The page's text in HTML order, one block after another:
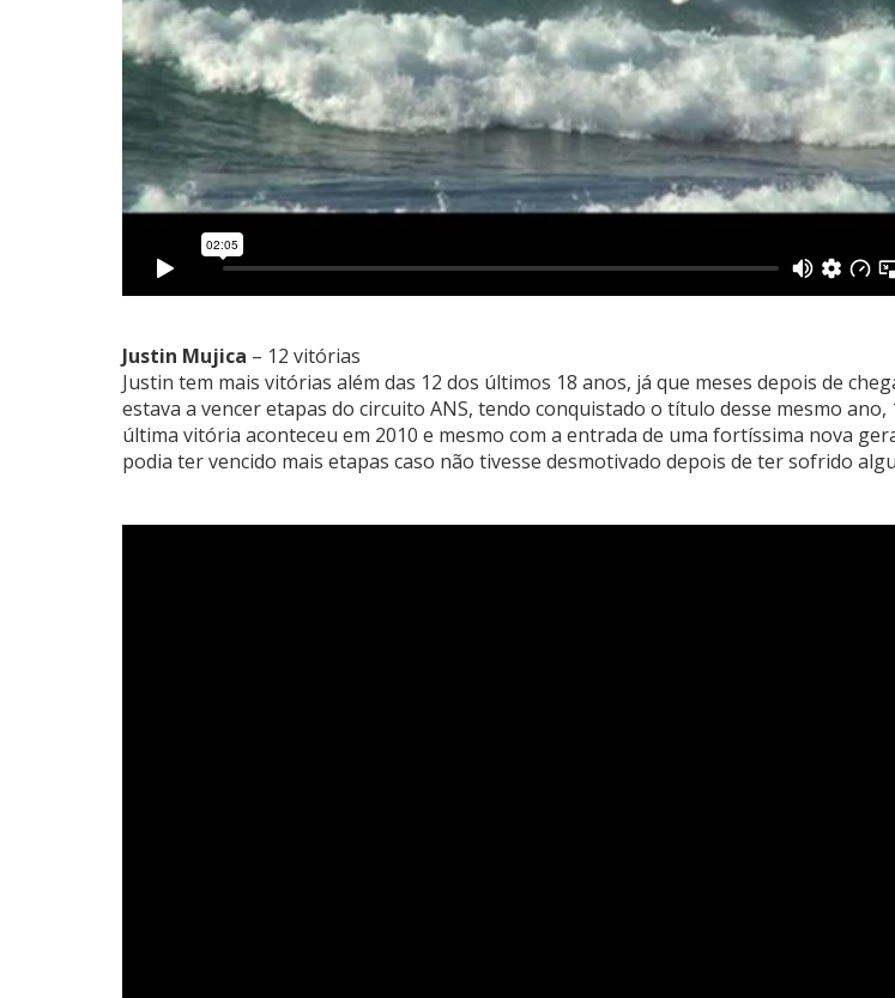
Justin Mujica – 12 vitórias
Justin tem mais vitórias além das 12 dos últimos 18 anos, já que meses depois de
estava a vencer etapas do circuito ANS, tendo conquistado o título desse mesmo ano,
última vitória aconteceu em 2010 e mesmo com a entrada de uma fortíssima nova
podia ter vencido mais etapas caso não tivesse desmotivado depois de ter sofrido